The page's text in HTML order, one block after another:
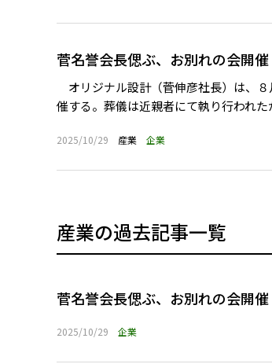
菅名誉会長偲ぶ、お別れの会開
オリジナル設計（菅伸彦社長）は、
催する。葬儀は近親者にて執り行われ
2025/10/29 産業 企業
産業の過去記事一覧
菅名誉会長偲ぶ、お別れの会開
2025/10/29 企業